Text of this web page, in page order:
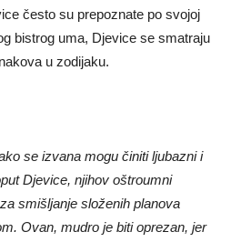
često su prepoznate po svojoj
bistrog uma, Djevice se smatraju
u zodijaku.
se izvana mogu činiti ljubazni i
Djevice, njihov oštroumni
smišljanje složenih planova
Ovan, mudro je biti oprezan, jer